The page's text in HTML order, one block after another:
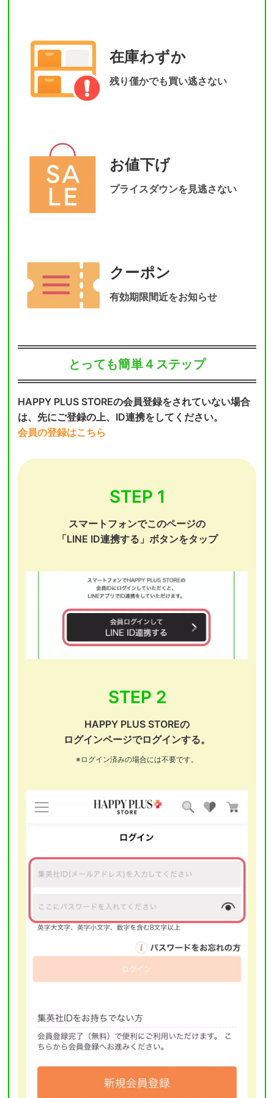
在庫わずか
残り僅かでも買い逃さない
お値下げ
プライスダウンを見逃さない
クーポン
有効期限間近をお知らせ
とっても簡単４ステップ
HAPPY PLUS STOREの会員登録をされていない場合
は、先にご登録の上、ID連携をしてください。
会員の登録はこちら
STEP 1
スマートフォンでこのページの
「LINE ID連携する」ボタンをタップ
STEP 2
HAPPY PLUS STOREの
ログインページでログインする。
※ログイン済みの場合には不要です。